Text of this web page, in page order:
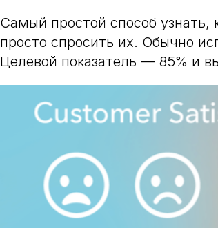
Самый простой способ
просто спросить их. Обычно
Целевой показатель — 85% и